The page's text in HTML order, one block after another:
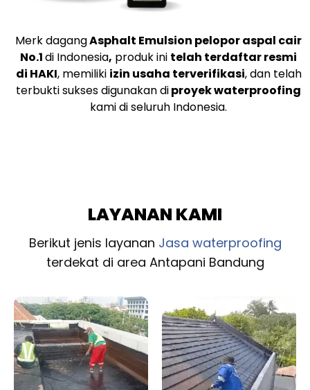
Merk dagangAsphalt Emulsion pelopor aspal cair
No.1di Indonesia, produk ini telah terdaftar resmi
di HAKI, memiliki izin usaha terverifikasi, dan telah
terbukti sukses digunakan diproyek waterproofing
kami di seluruh Indonesia.
LAYANAN KAMI
Berikut jenis layanan Jasa waterproofing
terdekat di area Antapani Bandung